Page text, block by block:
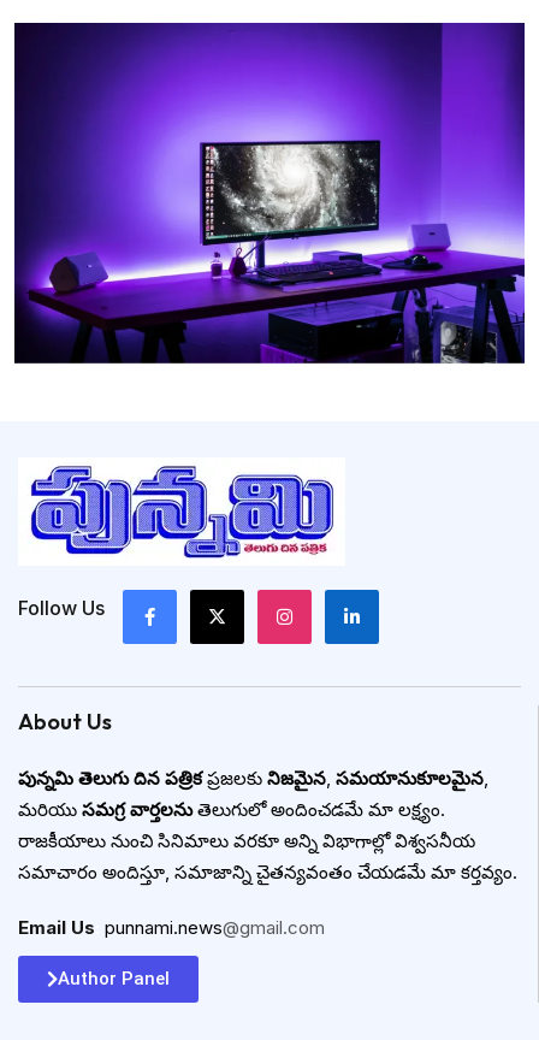
Follow Us
About Us
పున్నమి తెలుగు దిన పత్రికప్రజలకు నిజమైన, సమయానుకూలమైన,
మరియు సమగ్ర వార్తలనుతెలుగులో అందించడమే మా లక్ష్యం.
రాజకీయాలు నుంచి సినిమాలు వరకూ అన్ని విభాగాల్లో విశ్వసనీయ
సమాచారం అందిస్తూ, సమాజాన్ని చైతన్యవంతం చేయడమే మా కర్తవ్యం.
Email Us punnami.news@gmail.com
Author Panel